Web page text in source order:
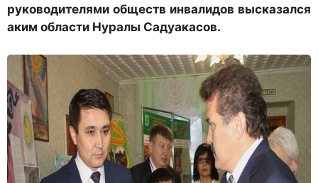
руководителями обществ инвалидов высказался
аким области Нуралы Садуакасов.